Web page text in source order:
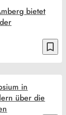
bookmark_border
bietet
in
über die